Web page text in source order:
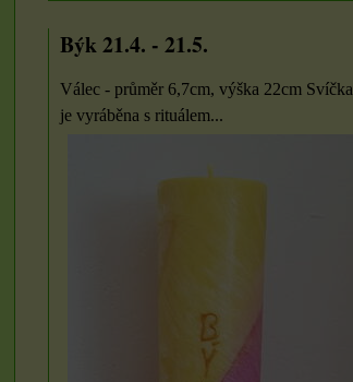
Býk 21.4. - 21.5.
Válec - průměr 6,7cm, výška 22cm Svíčka
je vyráběna s rituálem...